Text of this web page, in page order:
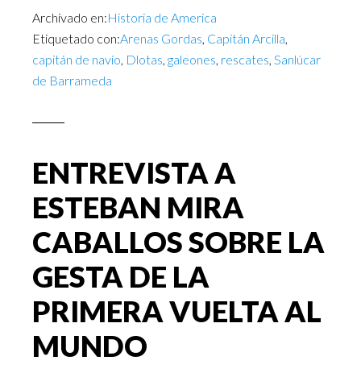
Archivado en:Historia de America
Etiquetado con:Arenas Gordas, Capitán Arcilla,
capitán de navío, Dlotas, galeones, rescates, Sanlúcar
de Barrameda
ENTREVISTA A
ESTEBAN MIRA
CABALLOS SOBRE LA
GESTA DE LA
PRIMERA VUELTA AL
MUNDO